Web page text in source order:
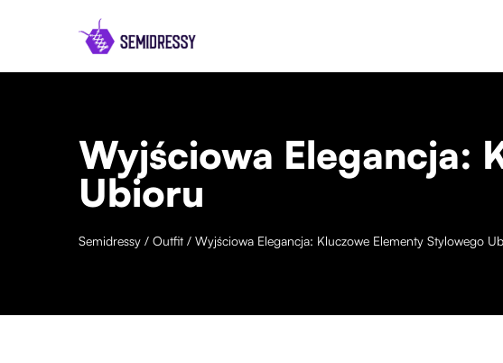
Wyjściowa Elegancja:
Ubioru
Semidressy / Outfit / Wyjściowa Elegancja: Kluczowe Elementy Stylowego